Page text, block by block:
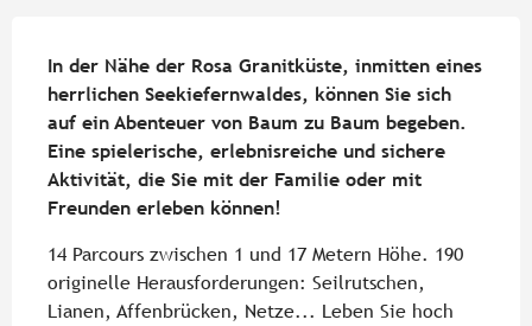
In der Nähe der Rosa Granitküste, inmitten eines
herrlichen Seekiefernwaldes, können Sie sich
auf ein Abenteuer von Baum zu Baum begeben.
Eine spielerische, erlebnisreiche und sichere
Aktivität, die Sie mit der Familie oder mit
Freunden erleben können!
14 Parcours zwischen 1 und 17 Metern Höhe. 190
originelle Herausforderungen: Seilrutschen,
Lianen, Affenbrücken, Netze... Leben Sie hoch